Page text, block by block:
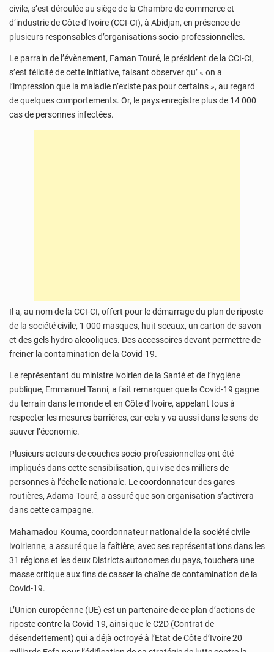
civile, s’est déroulée au siège de la Chambre de commerce et
d’industrie de Côte d’Ivoire (CCI-CI), à Abidjan, en présence de
plusieurs responsables d’organisations socio-professionnelles.
Le parrain de l’évènement, Faman Touré, le président de la CCI-CI,
s’est félicité de cette initiative, faisant observer qu’ « on a
l’impression que la maladie n’existe pas pour certains », au regard
de quelques comportements. Or, le pays enregistre plus de 14 000
cas de personnes infectées.
Il a, au nom de la CCI-CI, offert pour le démarrage du plan de riposte
de la société civile, 1 000 masques, huit sceaux, un carton de savon
et des gels hydro alcooliques. Des accessoires devant permettre de
freiner la contamination de la Covid-19.
Le représentant du ministre ivoirien de la Santé et de l’hygiène
publique, Emmanuel Tanni, a fait remarquer que la Covid-19 gagne
du terrain dans le monde et en Côte d’Ivoire, appelant tous à
respecter les mesures barrières, car cela y va aussi dans le sens de
sauver l’économie.
Plusieurs acteurs de couches socio-professionnelles ont été
impliqués dans cette sensibilisation, qui vise des milliers de
personnes à l’échelle nationale. Le coordonnateur des gares
routières, Adama Touré, a assuré que son organisation s’activera
dans cette campagne.
Mahamadou Kouma, coordonnateur national de la société civile
ivoirienne, a assuré que la faîtière, avec ses représentations dans les
31 régions et les deux Districts autonomes du pays, touchera une
masse critique aux fins de casser la chaîne de contamination de la
Covid-19.
L’Union européenne (UE) est un partenaire de ce plan d’actions de
riposte contre la Covid-19, ainsi que le C2D (Contrat de
désendettement) qui a déjà octroyé à l’Etat de Côte d’Ivoire 20